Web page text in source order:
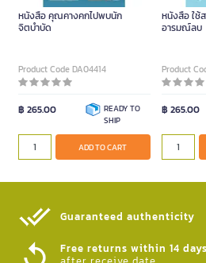
หนังสือ คุณคางคกไปพบนัก
จิตบำบัด
Product Code DA04414
฿ 265.00
READY TO
SHIP
ADD TO CART
หนังสือ ใช้สมองพลังบวกเอาชนะ
อารมณ์ลบ
Product
฿ 265.00
Guaranteed authenticity​
Free returns within 14